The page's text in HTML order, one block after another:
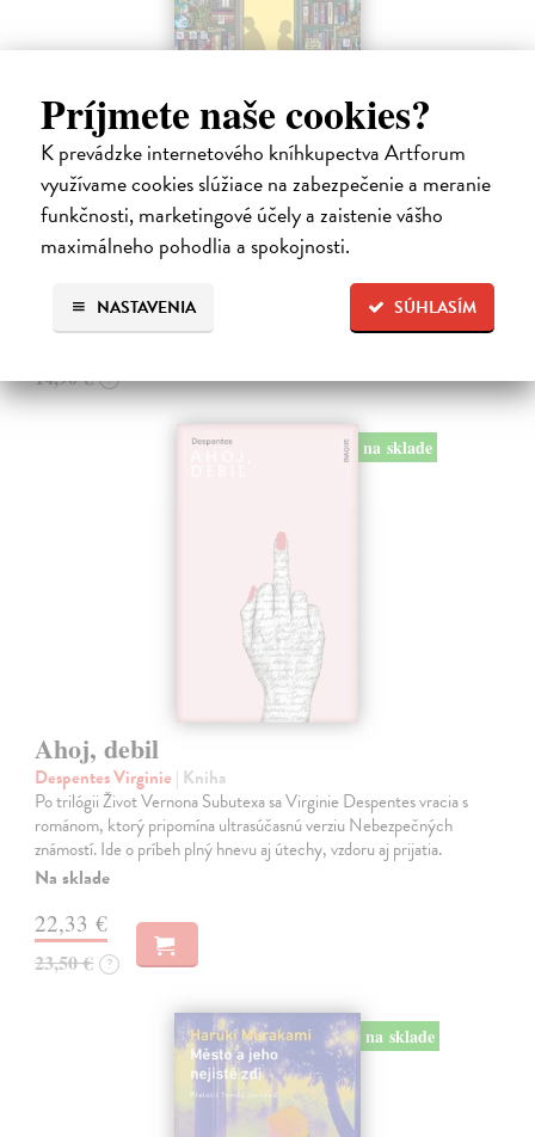
Príjmete naše cookies?
K prevádzke internetového kníhkupectva Artforum
využívame cookies slúžiace na zabezpečenie a meranie
funkčnosti, marketingové účely a zaistenie vášho
maximálneho pohodlia a spokojnosti.
SÚHLASÍM
NASTAVENIA
Dni v kníhkupectve Morisaki
Jagisawa Satoshi| Kniha
Dvadsaťpäťročná Takako si žila pomerne bezstarostne až do dňa, keď
jej priateľ Hideaki, za ktorého sa chcela vydať, len tak mimochodom
oznámi, že ju podvádza a žení sa s inou. Jej život sa zrazu rúca.
13,71 €
14,90 € ?
na sklade
Ahoj, debil
Despentes Virginie | Kniha
Po trilógii Život Vernona Subutexa sa Virginie Despentes vracia s
románom, ktorý pripomína ultrasúčasnú verziu Nebezpečných
známostí. Ide o príbeh plný hnevu aj útechy, vzdoru aj prijatia.
Na sklade
22,33 €
23,50 € ?
na sklade